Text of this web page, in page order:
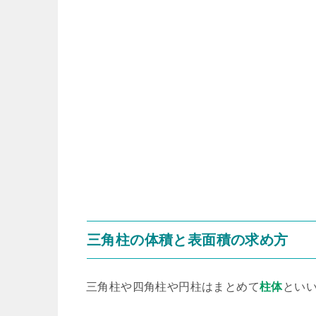
三角柱の体積と表面積の求め方
三角柱や四角柱や円柱はまとめて柱体とい